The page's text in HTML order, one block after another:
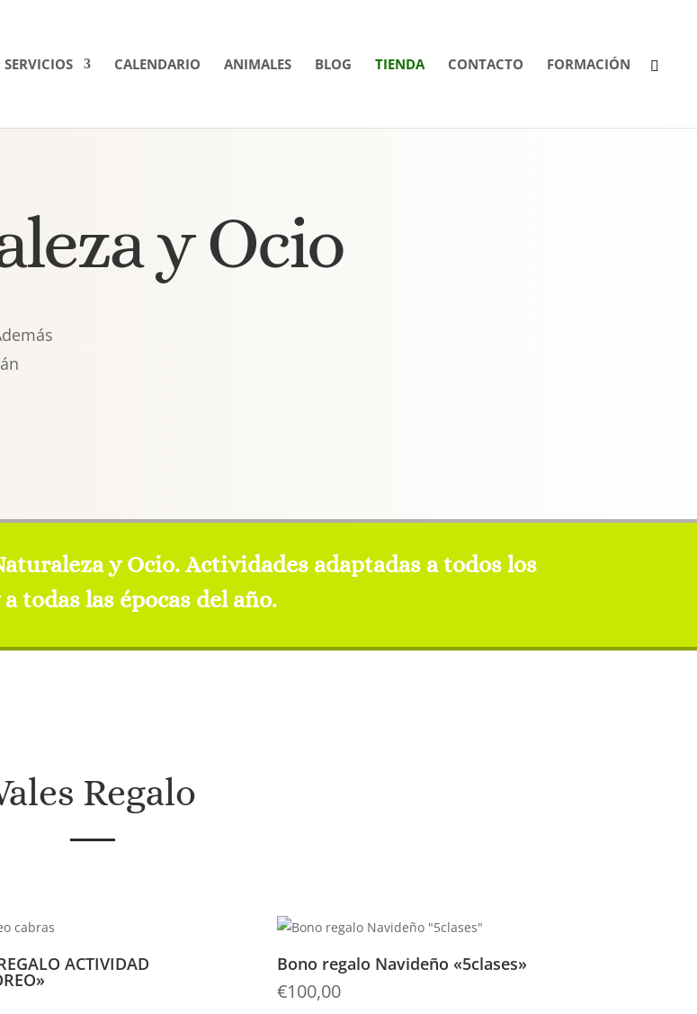
SERVICIOS CALENDARIO ANIMALES BLOG TIENDA CONTACTO FORMACIÓN
y Ocio
y Ocio. Actividades adaptadas a todos los
todas las épocas del año.
Regalo
ACTIVIDAD Bono regalo Navideño «5clases»
€100,00